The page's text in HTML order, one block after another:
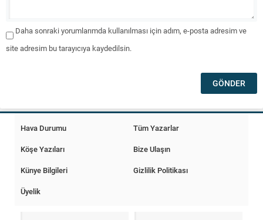
Daha sonraki yorumlarımda kullanılması için adım, e-posta adresim ve
site adresim bu tarayıcıya kaydedilsin.
Hava Durumu
Tüm Yazarlar
Köşe Yazıları
Bize Ulaşın
Künye Bilgileri
Gizlilik Politikası
Üyelik